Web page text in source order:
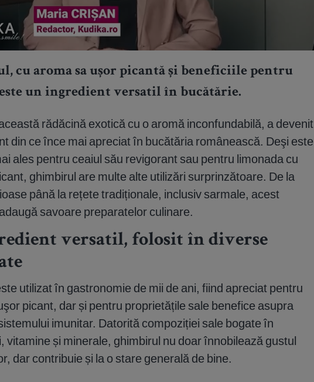
cu aroma sa ușor picantă și beneficiile pentru
un ingredient versatil în bucătărie.
rădăcină exotică cu o aromă inconfundabilă, a devenit
din ce înce mai apreciat în bucătăria românească. Deşi este
ales pentru ceaiul său revigorant sau pentru limonada cu
ghimbirul are multe alte utilizări surprinzătoare. De la
până la rețete tradiționale, inclusiv sarmale, acest
savoare preparatelor culinare.
versatil, folosit în diverse
utilizat în gastronomie de mii de ani, fiind apreciat pentru
picant, dar și pentru proprietățile sale benefice asupra
imunitar. Datorită compoziției sale bogate în
vitamine și minerale, ghimbirul nu doar înnobilează gustul
dar contribuie și la o stare generală de bine.